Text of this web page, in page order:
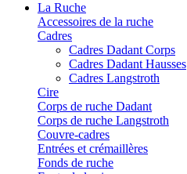
La Ruche
Accessoires de la ruche
Cadres
Cadres Dadant Corps
Cadres Dadant Hausses
Cadres Langstroth
Cire
Corps de ruche Dadant
Corps de ruche Langstroth
Couvre-cadres
Entrées et crémaillères
Fonds de ruche